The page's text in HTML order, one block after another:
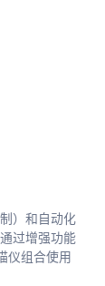
）和自动化
过增强功能
仪组合使用